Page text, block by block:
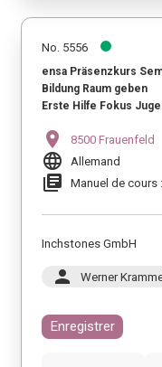
No. 5556
ensa Präsenzkurs
Bildung Raum geben
Erste Hilfe Fokus
location_on 8500 Frauenfeld
language Allemand
library_books Manuel de cours
Inchstones GmbH
person Werner
Enregistrer